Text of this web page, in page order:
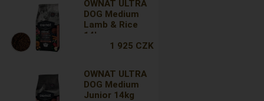
OWNAT ULTRA
DOG Medium
Lamb & Rice
14kg
1 925 CZK
OWNAT ULTRA
DOG Medium
Junior 14kg